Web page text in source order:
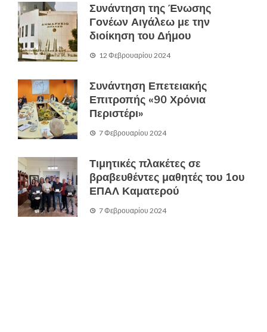
Συνάντηση της Ένωσης
Γονέων Αιγάλεω με την
διοίκηση του Δήμου
12 Φεβρουαρίου 2024
Συνάντηση Επετειακής
Επιτροπής «90 Χρόνια
Περιστέρι»
7 Φεβρουαρίου 2024
Τιμητικές πλακέτες σε
βραβευθέντες μαθητές του 1ου
ΕΠΑΛ Καματερού
7 Φεβρουαρίου 2024